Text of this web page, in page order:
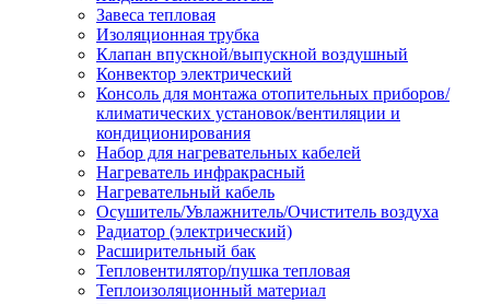
Завеса тепловая
Изоляционная трубка
Клапан впускной/выпускной воздушный
Конвектор электрический
Консоль для монтажа отопительных приборов/
климатических установок/вентиляции и
кондиционирования
Набор для нагревательных кабелей
Нагреватель инфракрасный
Нагревательный кабель
Осушитель/Увлажнитель/Очиститель воздуха
Радиатор (электрический)
Расширительный бак
Тепловентилятор/пушка тепловая
Теплоизоляционный материал